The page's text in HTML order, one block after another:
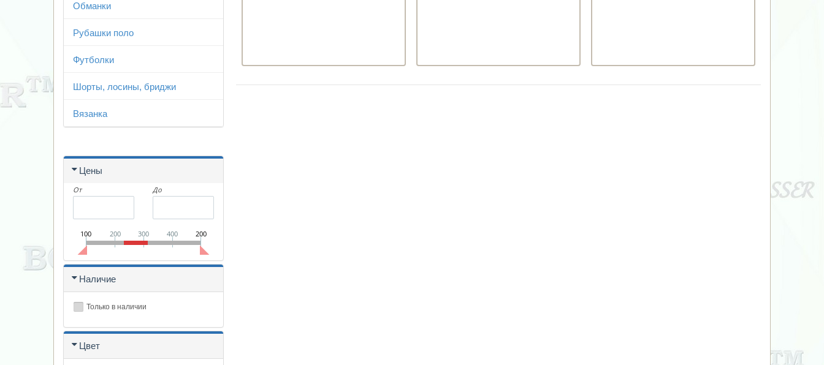
Обманки
Рубашки поло
Футболки
Шорты, лосины, бриджи
Вязанка
Цены
От До
100 200 300 400 200
Наличие
Только в наличии
Цвет